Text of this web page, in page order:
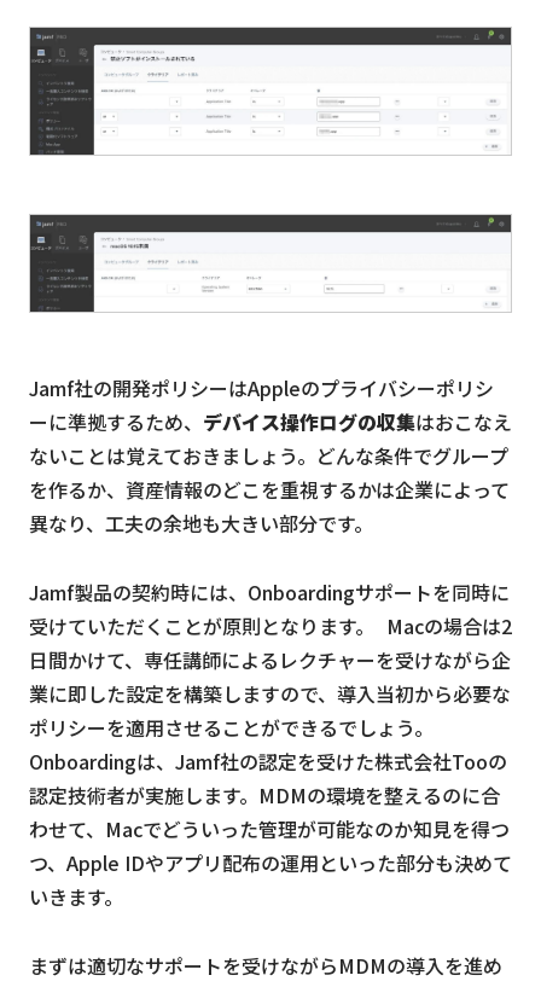
Jamf社の開発ポリシーはAppleのプライバシーポリシ
ーに準拠するため、 デバイス操作ログの収集はおこなえ
ないことは覚えておきましょう。どんな条件でグループ
を作るか、資産情報のどこを重視するかは企業によって
異なり、工夫の余地も大きい部分です。
Jamf製品の契約時には、Onboardingサポートを同時に
受けていただくことが原則となります。 Macの場合は2
日間かけて、専任講師によるレクチャーを受けながら企
業に即した設定を構築しますので、導入当初から必要な
ポリシーを適用させることができるでしょう。
Onboardingは、Jamf社の認定を受けた株式会社Tooの
認定技術者が実施します。MDMの環境を整えるのに合
わせて、Macでどういった管理が可能なのか知見を得つ
つ、Apple IDやアプリ配布の運用といった部分も決めて
いきます。
まずは適切なサポートを受けながらMDMの導入を進め